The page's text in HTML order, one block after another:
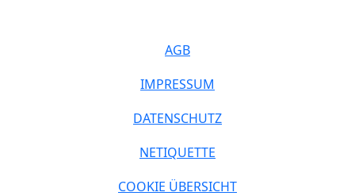
AGB
IMPRESSUM
DATENSCHUTZ
NETIQUETTE
COOKIE ÜBERSICHT